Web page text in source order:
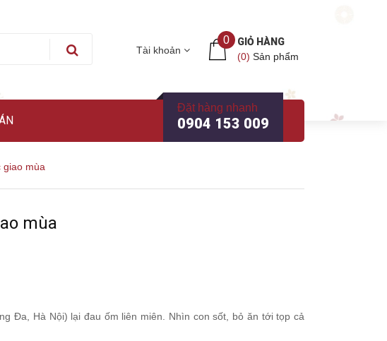
Tài khoản
0
GIỎ HÀNG
(0) Sản phẩm
Đặt hàng nhanh
0904 153 009
giao mùa
mùa
Đa, Hà Nội) lại đau ốm liên miên. Nhìn con sốt, bỏ ăn tới tọp cả